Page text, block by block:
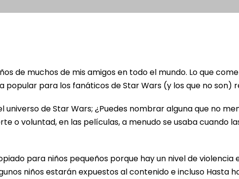
de muchos de mis amigos en todo el mundo. Lo que
popular para los fanáticos de Star Wars (y los que no son)
de Star Wars; ¿Puedes nombrar alguna que no
o voluntad, en las películas, a menudo se usaba cuando
para niños pequeños porque hay un nivel de violencia
niños estarán expuestos al contenido e incluso Hasta